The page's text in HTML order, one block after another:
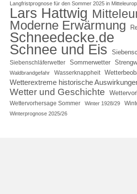
Langfristprognose für den Sommer 2025 in
Lars Hattwig
Moderne Erwärmung
Schneedecke.de
Schnee und Eis
Siebenschläferwetter Sommerwetter
Waldbrandgefahr
Wasserknappheit
Wetterextreme historische
Wetter und Geschichte
Wettervorhersage Sommer Winter 1928/29
Winterprognose 2025/26